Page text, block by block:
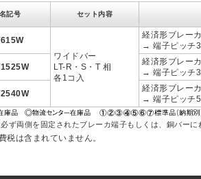
記号 セット内容
ワイドバー
LT-R・S・T 相
各1コ入
経済形ブレー
→ 端子ピッチ
経済形ブレー
→ 端子ピッチ
経済形ブレー
→ 端子ピッチ
ず両側を固定されたブレーカ端子もしくは、銅バー
税は含まれていません。